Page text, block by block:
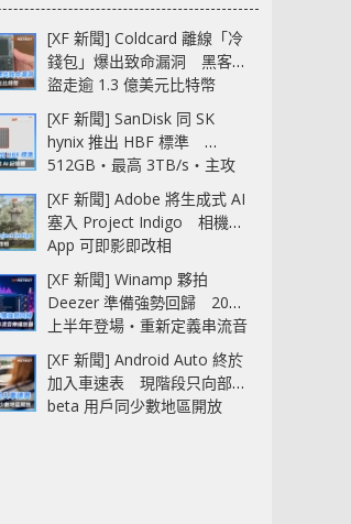
[XF 新聞] Coldcard 離線「冷
錢包」爆出致命漏洞 黑客已
盜走逾 1.3 億美元比特幣
[XF 新聞] SanDisk 同 SK
hynix 推出 HBF 標準
512GB‧最高 3TB/s‧主攻
AI 記憶體
[XF 新聞] Adobe 將生成式 AI
塞入 Project Indigo 相機
App 可即影即改相
[XF 新聞] Winamp 夥拍
Deezer 準備強勢回歸 2027
上半年登場‧重新定義串流音
樂播放器
[XF 新聞] Android Auto 終於
加入車速表 現階段只向部分
beta 用戶同少數地區開放